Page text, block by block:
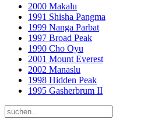
2000 Makalu
1991 Shisha Pangma
1999 Nanga Parbat
1997 Broad Peak
1990 Cho Oyu
2001 Mount Everest
2002 Manaslu
1998 Hidden Peak
1995 Gasherbrum II